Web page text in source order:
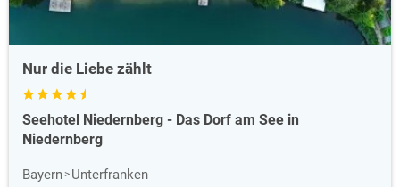
Nur die Liebe zählt
Seehotel Niedernberg - Das Dorf am See in
Niedernberg
Bayern
Unterfranken